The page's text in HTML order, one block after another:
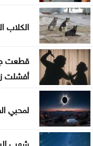
أعيان: مواقف الملك
عن القدس ومقدساتها
إيران: مفاوضات
النهائية
الرئيس الإيراني:
خامنئي
لجنة
الكلاب
قطعت
أفشلت
لمحبي
شهب